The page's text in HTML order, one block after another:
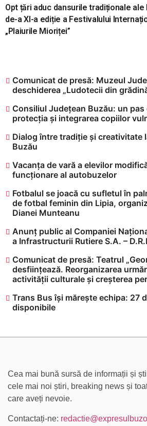
Opt țări aduc dansurile tradiționale ale
de-a XI-a ediție a Festivalului
„Plaiurile Mioriței”
Comunicat de presă: Muzeul
deschiderea „Ludotecii din
Consiliul Județean Buzău: un
protecția și integrarea copiilor
Dialog între tradiție și creativitate
Buzău
Vacanța de vară a elevilor
funcționare al autobuzelor
​Fotbalul se joacă cu sufletul în
de fotbal feminin din Lipia,
Dianei Munteanu
Anunț public al Companiei
a Infrastructurii Rutiere S.A. –
Comunicat de presă: Teatrul
desființează. Reorganizarea
activității culturale și creșterea
Trans Bus își mărește echipa: 27
disponibile
Cea mai bună sursă de informații și
cele mai noi știri, breaking news și
care aveți nevoie.
Contactați-ne: